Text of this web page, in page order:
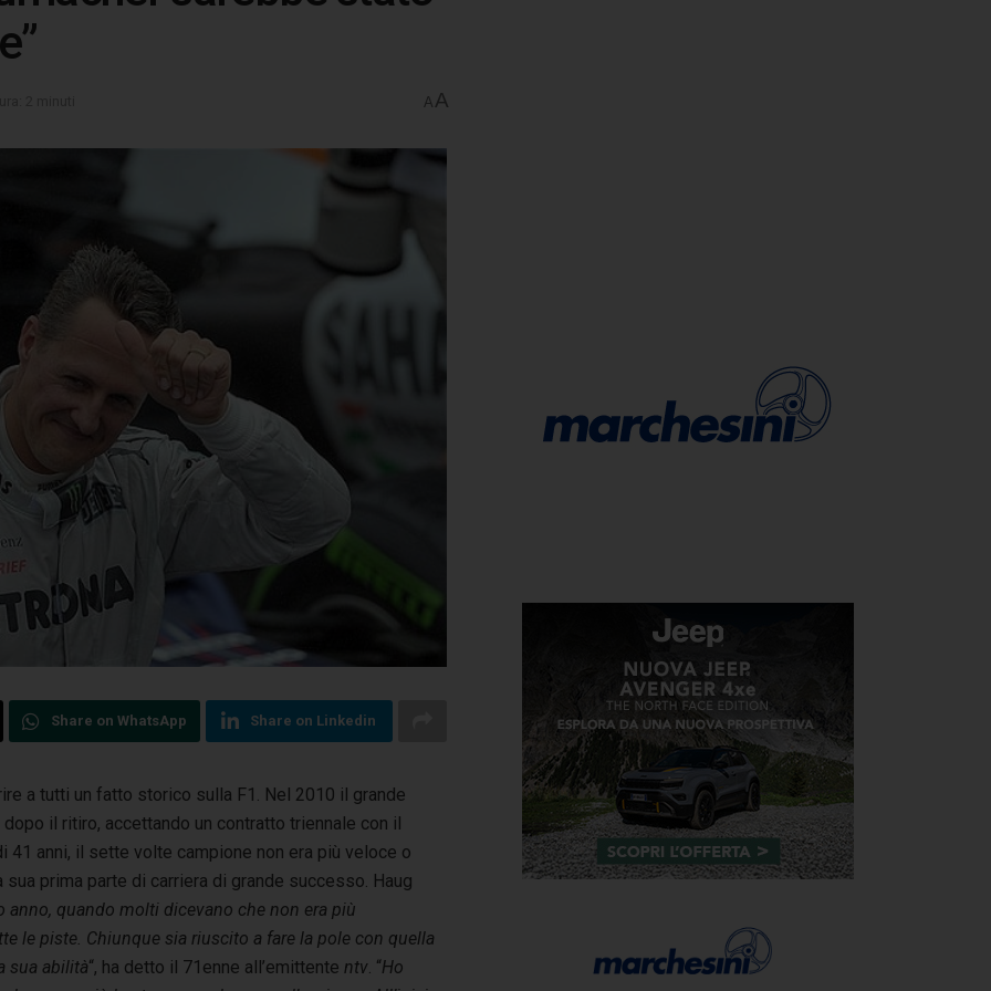
A A
Share on WhatsApp Share on Linkedin
a tutti un fatto storico sulla F1. Nel 2010 il grande
il ritiro, accettando un contratto triennale con il
41 anni, il sette volte campione non era più veloce o
prima parte di carriera di grande successo. Haug
anno, quando molti dicevano che non era più
le piste. Chiunque sia riuscito a fare la pole con quella
sua abilità“, ha detto il 71enne all’emittente ntv. “Ho